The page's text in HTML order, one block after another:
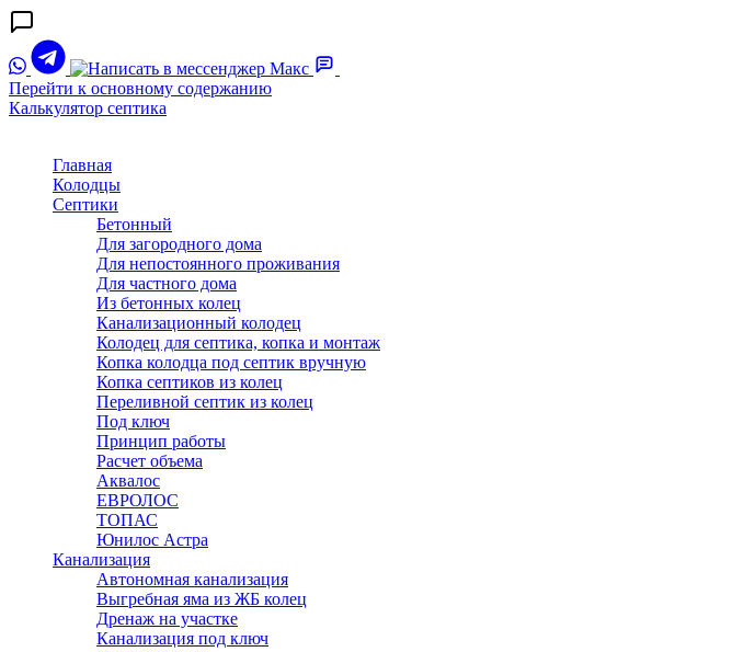
Перейти к основному содержанию
Калькулятор септика
Главная
Колодцы
Септики
Бетонный
Для загородного дома
Для непостоянного проживания
Для частного дома
Из бетонных колец
Канализационный колодец
Колодец для септика, копка и монтаж
Копка колодца под септик вручную
Копка септиков из колец
Переливной септик из колец
Под ключ
Принцип работы
Расчет объема
Аквалос
ЕВРОЛОС
ТОПАС
Юнилос Астра
Канализация
Автономная канализация
Выгребная яма из ЖБ колец
Дренаж на участке
Канализация под ключ